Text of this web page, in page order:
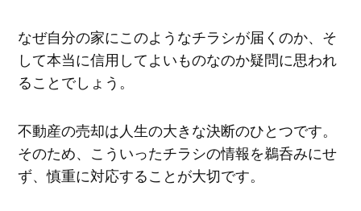
なぜ自分の家にこのようなチラシが届くのか、そ
して本当に信用してよいものなのか疑問に思われ
ることでしょう。
不動産の売却は人生の大きな決断のひとつです。
そのため、こういったチラシの情報を鵜呑みにせ
ず、慎重に対応することが大切です。